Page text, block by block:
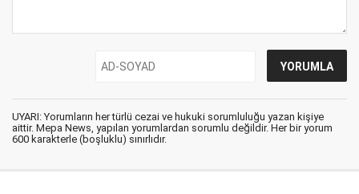
UYARI: Yorumların her türlü cezai ve hukuki sorumluluğu yazan kişiye
aittir. Mepa News, yapılan yorumlardan sorumlu değildir. Her bir yorum
600 karakterle (boşluklu) sınırlıdır.